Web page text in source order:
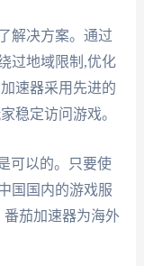
解决方案。通过
过地域限制,优化
速器采用先进的
稳定访问游戏。
可以的。只要使
国国内的游戏服
茄加速器为海外